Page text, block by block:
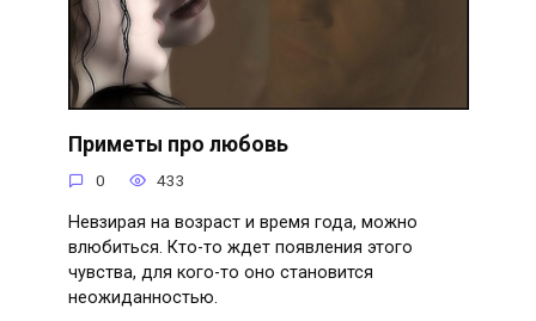
Приметы про любовь
0 433
Невзирая на возраст и время года, можно
влюбиться. Кто-то ждет появления этого
чувства, для кого-то оно становится
неожиданностью.